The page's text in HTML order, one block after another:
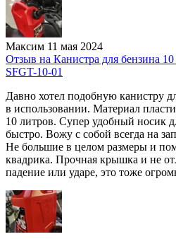
Максим 11 мая 2024
Отзыв на Канистра для бензина 10
SFGT-10-01
Давно хотел подобную канистру
в использовании. Материал
10 литров. Супер удобный носик
быстро. Вожу с собой всегда на
Не большие в целом размеры и
квадрика. Прочная крышка и не
падение или ударе, это тоже